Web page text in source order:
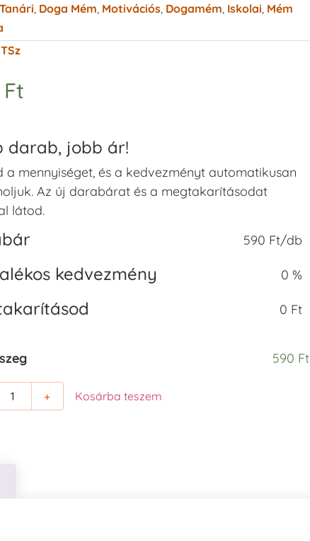
Tanári Doga Mém Motivációs, Dogamém Iskolai Mém
TSz
Ft
darab, jobb ár!
a mennyiséget, és a kedvezményt automatikusan
Az új darabárat és a megtakarításodat
látod.
590 Ft/db
kedvezmény 0 %
0 Ft
590 Ft
+ Kosárba teszem